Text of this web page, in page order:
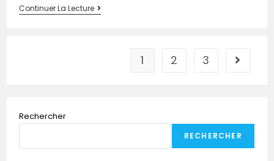
Continuer La Lecture
1 2 3
Rechercher
RECHERCHER